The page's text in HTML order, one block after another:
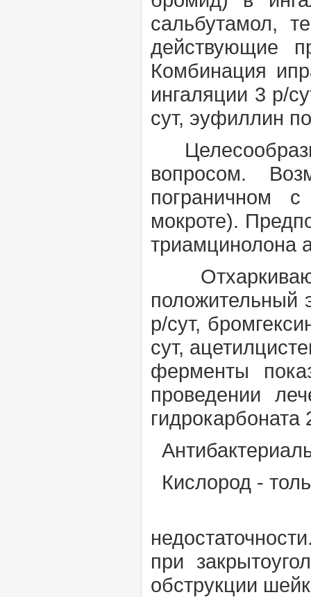
сальбутамол,
действующие
Комбинация
ингаляции 3 р/
сут, эуфиллин
вопросом.
пограничном
мокроте).
триамцинолона
р/сут,
сут,
ферменты
проведении
гидрокарбоната
Кислород -
при
обструкции